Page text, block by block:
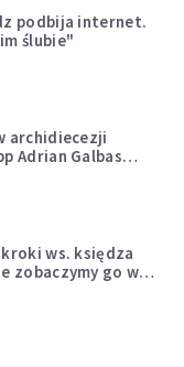
podbija internet.
ślubie"
archidiecezji
Adrian Galbas
proboszczom
ws. księdza
zobaczymy go w